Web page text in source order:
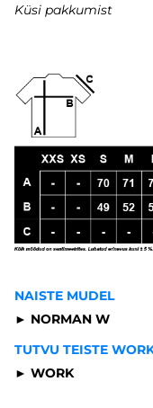
Küsi pakkumist
NAISTE MUDEL
► NORMAN W
TUTVU TEISTE
► WORK